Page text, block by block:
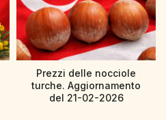
Prezzi delle nocciole
turche. Aggiornamento
del 21-02-2026